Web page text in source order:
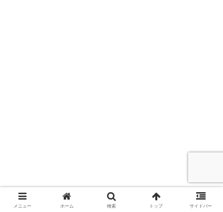
メニュー ホーム 検索 トップ サイドバー